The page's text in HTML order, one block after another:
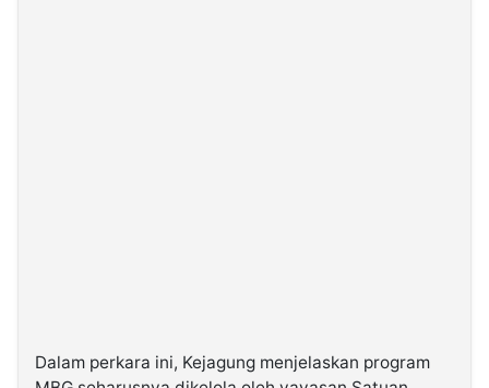
Dalam perkara ini, Kejagung menjelaskan program